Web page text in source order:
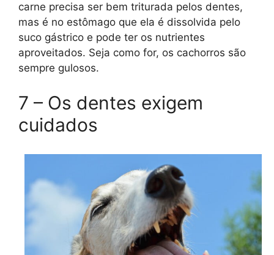
carne precisa ser bem triturada pelos dentes,
mas é no estômago que ela é dissolvida pelo
suco gástrico e pode ter os nutrientes
aproveitados. Seja como for, os cachorros são
sempre gulosos.
7 – Os dentes exigem
cuidados